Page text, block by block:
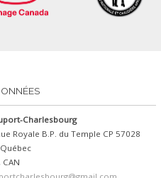
Charlesbourg
Royale B.P. du Temple CP 57028
CAN